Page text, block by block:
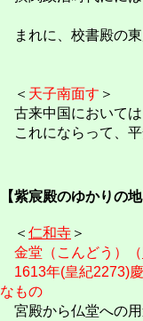
まれに、校書殿の東
＜ 天子南面す ＞
古来中国においては
これにならって、
【紫宸殿のゆかりの地
＜ 仁和寺 ＞
金堂（こんどう）（
1613年(皇紀2273)
なもの
宮殿から仏堂への用